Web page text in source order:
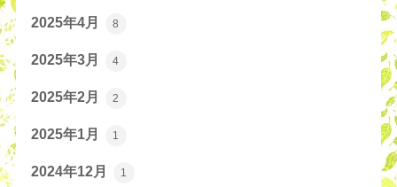
2025年4月 8
2025年3月 4
2025年2月 2
2025年1月 1
2024年12月 1